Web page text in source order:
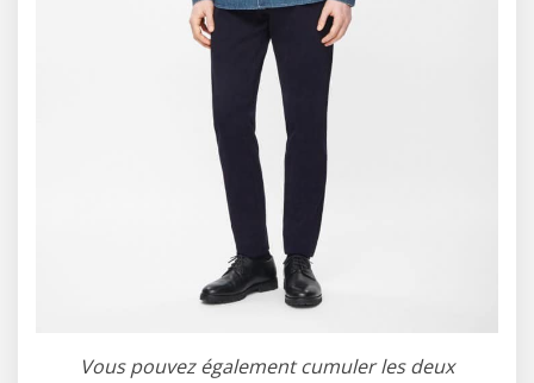
Vous pouvez également cumuler les deux